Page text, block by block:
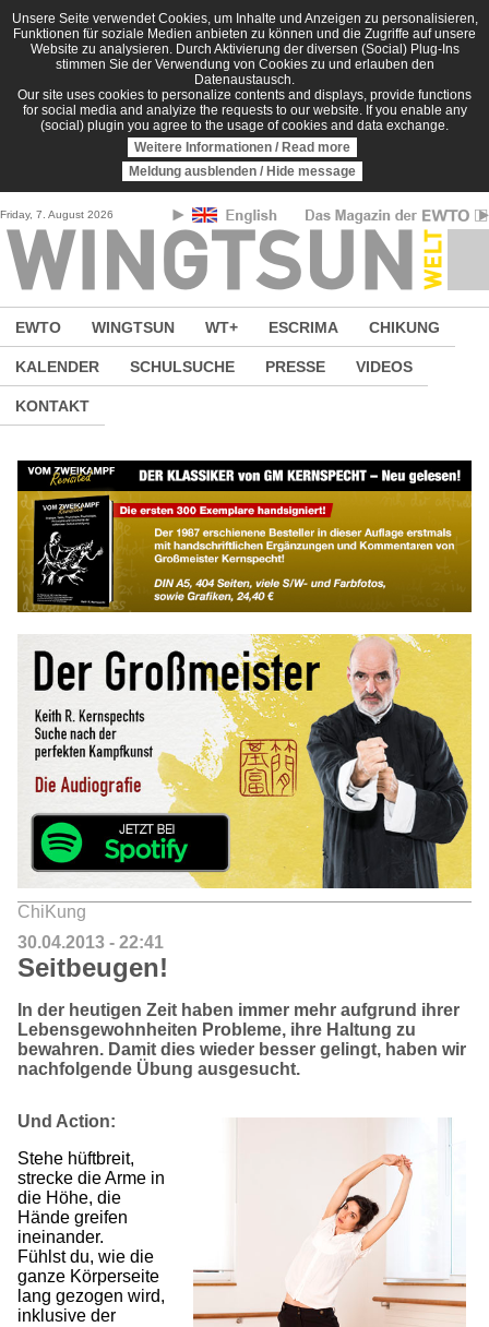
Direkt zum Inhalt
Unsere Seite verwendet Cookies, um Inhalte und Anzeigen zu personalisieren,
Funktionen für soziale Medien anbieten zu können und die Zugriffe auf unsere
Website zu analysieren. Durch Aktivierung der diversen (Social) Plug-Ins
stimmen Sie der Verwendung von Cookies zu und erlauben den
Datenaustausch.
Our site uses cookies to personalize contents and displays, provide functions
for social media and analyize the requests to our website. If you enable any
(social) plugin you agree to the usage of cookies and data exchange.
Weitere Informationen / Read more
Meldung ausblenden / Hide message
Friday, 7. August 2026
EWTO WINGTSUN WT+ ESCRIMA CHIKUNG
KALENDER SCHULSUCHE PRESSE VIDEOS
KONTAKT
ChiKung
30.04.2013 - 22:41
Seitbeugen!
In der heutigen Zeit haben immer mehr aufgrund ihrer
Lebensgewohnheiten Probleme, ihre Haltung zu
bewahren. Damit dies wieder besser gelingt, haben wir
nachfolgende Übung ausgesucht.
Und Action:
Stehe hüftbreit,
strecke die Arme in
die Höhe, die
Hände greifen
ineinander.
Fühlst du, wie die
ganze Körperseite
lang gezogen wird,
inklusive der